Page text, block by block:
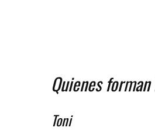
Quienes
Toni